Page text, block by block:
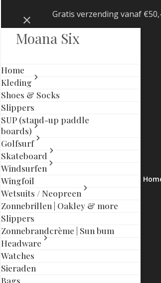
Gratis verzending vanaf
Negeren
Moana Six
Home
Kleding
Shoes & Socks
Slippers
SUP (stand-up paddle
boards)
Golfsurf
Skateboard
Windsurfen
Wingfoil
Wetsuits / Neopreen
Zonnebrillen | Oakley & more
Slippers
Zonnebrandcrème | Sun bum
Headware
Watches
Sieraden
Bags